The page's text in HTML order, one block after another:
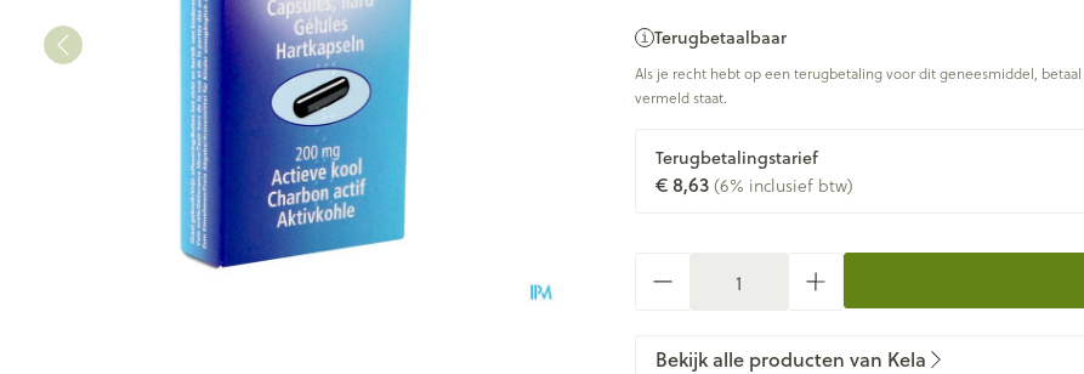
Terugbetaalbaar
Als je recht hebt op een terugbetaling voor dit geneesmiddel,
vermeld staat.
Terugbetalingstarief
€ 8,63 (6% inclusief btw)
Bekijk alle producten van Kela